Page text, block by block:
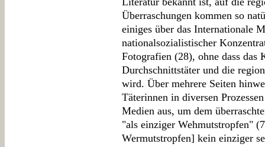
Überraschungen kommen so
einiges über das Internationale
nationalsozialistischer
Fotografien (28), ohne dass das
Durchschnittstäter und die
wird. Über mehrere Seiten
Täterinnen in diversen
Medien aus, um dem
"als einziger Wehmutstropfen"
Wermutstropfen] kein einziger